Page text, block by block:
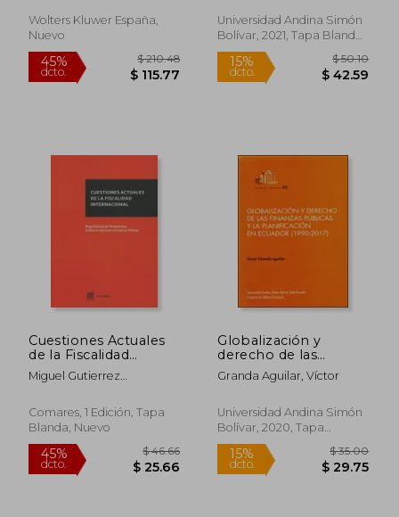
Wolters Kluwer España,
Nuevo
$ 210.48
Jaramillo Volumen II
Universidad Andina Simón
Bolívar, 2021, Tapa Blanda,
Nuevo
15%
dcto.
Cuestiones Actuales
de la Fiscalidad
Internacional
Miguel Gutierrez
Comares, 1 Edición, Tapa
Blanda, Nuevo
Globalización y
derecho de las
finanzas públicas y la
planificación en
Granda Aguilar, Víctor
Universidad Andina Simón
Bolívar, 2020, Tapa
Blanda, Nuevo